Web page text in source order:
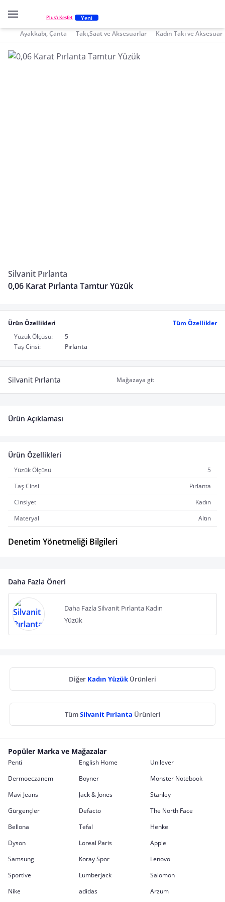
Plus'ı Keşfet Yeni
Ayakkabı, Çanta Takı,Saat ve Aksesuarlar Kadın Takı ve Aksesuar
Silvanit Pırlanta
0,06 Karat Pırlanta Tamtur Yüzük
Ürün Özellikleri
Tüm Özellikler
Yüzük Ölçüsü:
5
Taş Cinsi:
Pırlanta
Silvanit Pırlanta Mağazaya git
Ürün Açıklaması
Ürün Özellikleri
Yüzük Ölçüsü
5
Taş Cinsi
Pırlanta
Cinsiyet
Kadın
Materyal
Altın
Denetim Yönetmeliği Bilgileri
Daha Fazla Öneri
Daha Fazla Silvanit Pırlanta Kadın
Yüzük
Diğer Kadın Yüzük Ürünleri
TümSilvanit Pırlanta Ürünleri
Popüler Marka ve Mağazalar
Penti English Home
Unilever
Dermoeczanem
Boyner
Monster Notebook
Mavi Jeans
Jack & Jones
Stanley
Gürgençler
Defacto
The North Face
Bellona
Tefal
Henkel
Dyson
Loreal Paris
Apple
Samsung
Koray Spor
Lenovo
Sportive
Lumberjack
Salomon
Nike
adidas Arzum